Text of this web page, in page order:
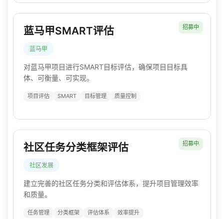
招募中
蓝马甲SMART评估
蓝马甲
对蓝马甲项目进行SMART目标评估，确保项目目标具
体、可衡量、可实现。
项目评估 SMART 目标管理 质量控制
招募中
社区任务分类框架评估
社区发展
建立完善的社区任务分类和评估体系，提升项目管理效率
和质量。
任务管理 分类框架 评估体系 效率提升